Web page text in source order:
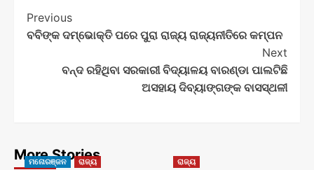
Post
Navigation
Previous
ବବିଙ୍କ ଦମ୍ଭୋକ୍ତି ପରେ ପୁରା ରାଜ୍ୟ ରାଜ୍ୟନୀତିରେ କମ୍ପନ
Next
ବନ୍ଦ ରହିଥିବା ସରକାରୀ ବିଦ୍ୟାଳୟ ବାରଣ୍ଡା ପାଲଟିଛି
ଅସହାୟ ଦିବ୍ୟାଙ୍ଗଙ୍କ ବାସସ୍ଥଳୀ
More Stories
ମନୋରଞ୍ଜନ ରାଜ୍ୟ ରାଜ୍ୟ